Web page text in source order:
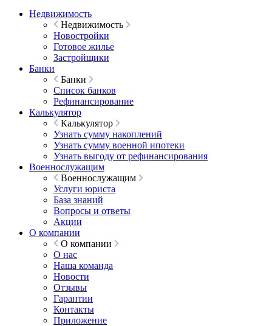
Недвижимость
Недвижимость
Новостройки
Готовое жилье
Застройщики
Банки
Банки
Список банков
Рефинансирование
Калькулятор
Калькулятор
Узнать сумму накоплений
Узнать сумму военной ипотеки
Узнать выгоду от рефинансирования
Военнослужащим
Военнослужащим
Услуги юриста
База знаний
Вопросы и ответы
Акции
О компании
О компании
О нас
Наша команда
Новости
Отзывы
Гарантии
Контакты
Приложение